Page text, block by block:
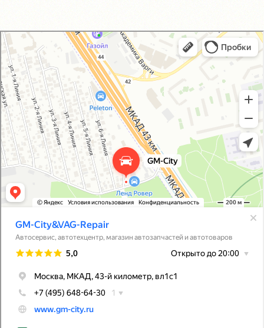
GM-City&VAG-Repair
Автосервис, автотехцентр в Москве
Магазин автозапчастей и автотоваров в Москве